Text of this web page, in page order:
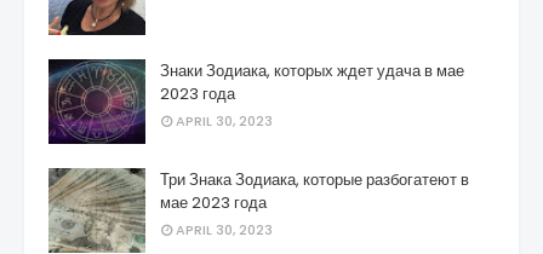
Знаки Зодиака, которых ждет удача в мае
2023 года
APRIL 30, 2023
Три Знака Зодиака, которые разбогатеют в
мае 2023 года
APRIL 30, 2023